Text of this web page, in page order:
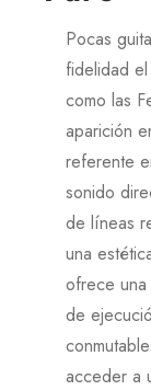
Pocas
fidelidad
como las
aparición
referente
sonido
de líneas
una
ofrece
de
acceder a